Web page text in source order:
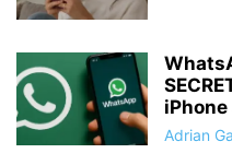
iPhone
Adrian